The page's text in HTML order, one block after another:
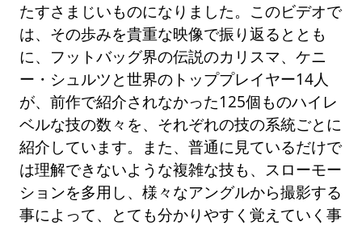
たすさまじいものになりました。このビデオで
は、その歩みを貴重な映像で振り返るととも
に、フットバッグ界の伝説のカリスマ、ケニ
ー・シュルツと世界のトッププレイヤー14人
が、前作で紹介されなかった125個ものハイレ
ベルな技の数々を、それぞれの技の系統ごとに
紹介しています。また、普通に見ているだけで
は理解できないような複雑な技も、スローモー
ションを多用し、様々なアングルから撮影する
事によって、とても分かりやすく覚えていく事